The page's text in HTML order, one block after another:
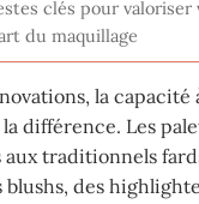
clés pour
du maquillage
la capacité
différence. Les
traditionnels
des